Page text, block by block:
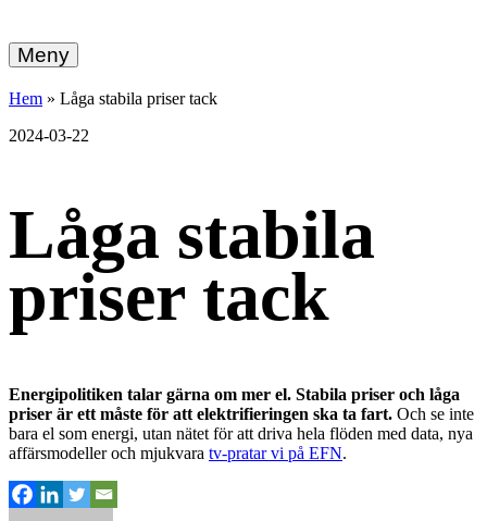
vidare
till
innehållet
energi
+
Meny
Hem » Låga stabila priser tack
2024-03-22
Låga stabila
priser tack
Energipolitiken talar gärna om mer el. Stabila priser och låga
priser är ett måste för att elektrifieringen ska ta fart. Och se inte
bara el som energi, utan nätet för att driva hela flöden med data, nya
affärsmodeller och mjukvara tv-pratar vi på EFN.